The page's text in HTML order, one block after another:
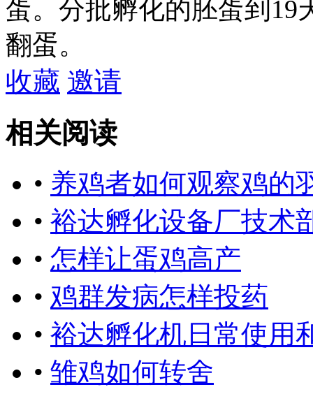
蛋。分批孵化的胚蛋到19
翻蛋。
收藏 邀请
相关阅读
• 养鸡者如何观察鸡的
• 裕达孵化设备厂技术
• 怎样让蛋鸡高产
• 鸡群发病怎样投药
• 裕达孵化机日常使用
• 雏鸡如何转舍